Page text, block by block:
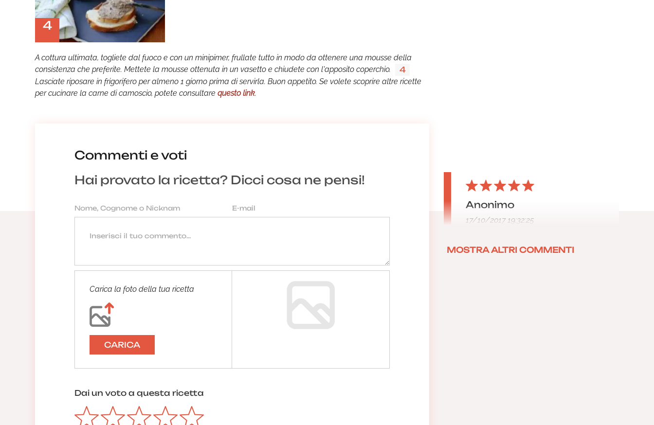
4
A cottura ultimata, togliete dal fuoco e con un minipimer, frullate tutto in modo da ottenere una mousse della
consistenza che preferite. Mettete la mousse ottenuta in un vasetto e chiudete con l'apposito coperchio.
4
Lasciate riposare in frigorifero per almeno 1 giorno prima di servirla. Buon appetito. Se volete scoprire altre ricette
per cucinare la carne di camoscio, potete consultare questo link.
Commenti e voti
Hai provato la ricetta? Dicci cosa ne pensi!
Carica la foto della tua ricetta
CARICA
Dai un voto a questa ricetta
Anonimo
17/10/2017 19:32:25
MOSTRA ALTRI COMMENTI